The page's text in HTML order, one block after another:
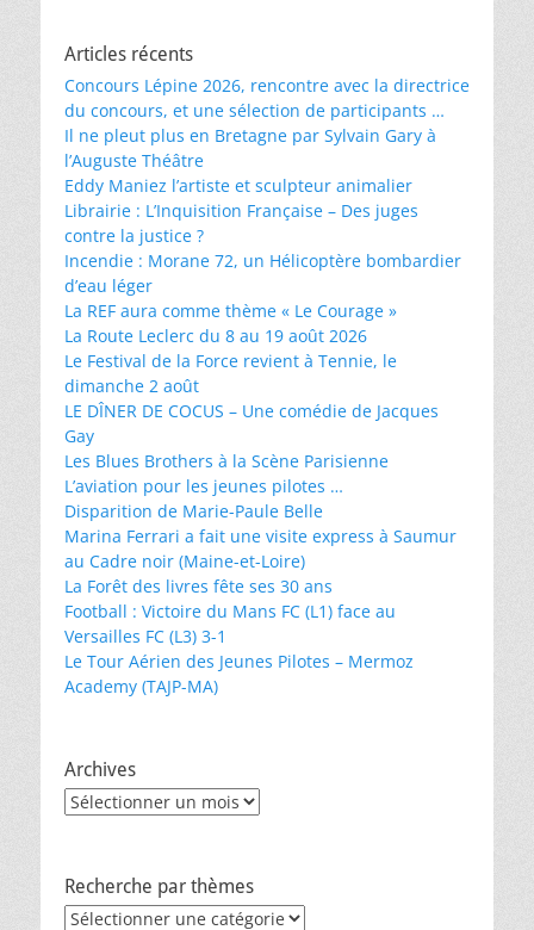
Articles récents
Concours Lépine 2026, rencontre avec la directrice
du concours, et une sélection de participants …
Il ne pleut plus en Bretagne par Sylvain Gary à
l’Auguste Théâtre
Eddy Maniez l’artiste et sculpteur animalier
Librairie : L’Inquisition Française – Des juges
contre la justice ?
Incendie : Morane 72, un Hélicoptère bombardier
d’eau léger
La REF aura comme thème « Le Courage »
La Route Leclerc du 8 au 19 août 2026
Le Festival de la Force revient à Tennie, le
dimanche 2 août
LE DÎNER DE COCUS – Une comédie de Jacques
Gay
Les Blues Brothers à la Scène Parisienne
L’aviation pour les jeunes pilotes …
Disparition de Marie-Paule Belle
Marina Ferrari a fait une visite express à Saumur
au Cadre noir (Maine-et-Loire)
La Forêt des livres fête ses 30 ans
Football : Victoire du Mans FC (L1) face au
Versailles FC (L3) 3-1
Le Tour Aérien des Jeunes Pilotes – Mermoz
Academy (TAJP-MA)
Archives
Archives
Recherche par thèmes
Recherche